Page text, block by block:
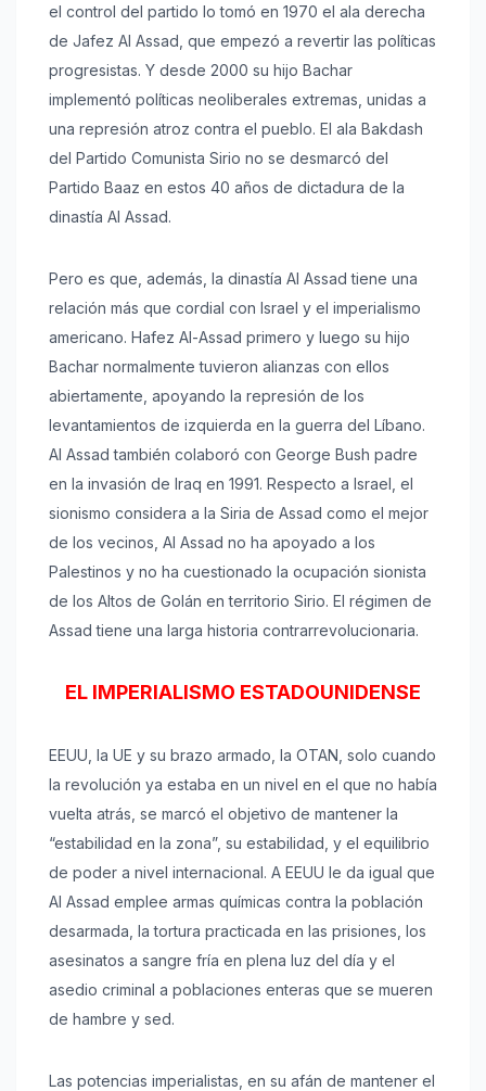
el control del partido lo tomó en 1970 el ala derecha
de Jafez Al Assad, que empezó a revertir las políticas
progresistas. Y desde 2000 su hijo Bachar
implementó políticas neoliberales extremas, unidas a
una represión atroz contra el pueblo. El ala Bakdash
del Partido Comunista Sirio no se desmarcó del
Partido Baaz en estos 40 años de dictadura de la
dinastía Al Assad.
Pero es que, además, la dinastía Al Assad tiene una
relación más que cordial con Israel y el imperialismo
americano. Hafez Al-Assad primero y luego su hijo
Bachar normalmente tuvieron alianzas con ellos
abiertamente, apoyando la represión de los
levantamientos de izquierda en la guerra del Líbano.
Al Assad también colaboró con George Bush padre
en la invasión de Iraq en 1991. Respecto a Israel, el
sionismo considera a la Siria de Assad como el mejor
de los vecinos, Al Assad no ha apoyado a los
Palestinos y no ha cuestionado la ocupación sionista
de los Altos de Golán en territorio Sirio. El régimen de
Assad tiene una larga historia contrarrevolucionaria.
EL IMPERIALISMO ESTADOUNIDENSE
EEUU, la UE y su brazo armado, la OTAN, solo cuando
la revolución ya estaba en un nivel en el que no había
vuelta atrás, se marcó el objetivo de mantener la
“estabilidad en la zona”, su estabilidad, y el equilibrio
de poder a nivel internacional. A EEUU le da igual que
Al Assad emplee armas químicas contra la población
desarmada, la tortura practicada en las prisiones, los
asesinatos a sangre fría en plena luz del día y el
asedio criminal a poblaciones enteras que se mueren
de hambre y sed.
Las potencias imperialistas, en su afán de mantener el